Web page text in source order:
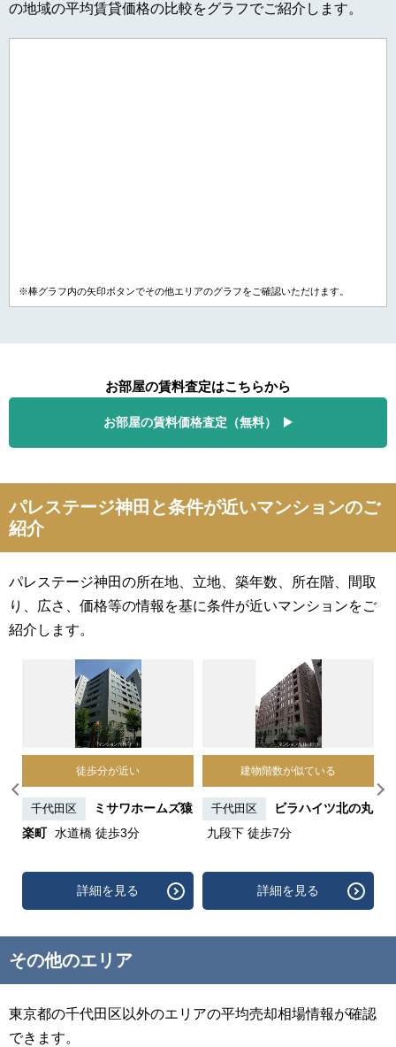
の地域の平均賃貸価格の比較をグラフでご紹介します。
※棒グラフ内の矢印ボタンでその他エリアのグラフをご確認いただけます。
お部屋の賃料査定はこちらから
お部屋の賃料価格査定（無料）
パレステージ神田と条件が近いマンションのご
紹介
パレステージ神田の所在地、立地、築年数、所在階、間取
り、広さ、価格等の情報を基に条件が近いマンションをご
紹介します。
徒歩分が近い
千代田区
ミサワホームズ猿
楽町 水道橋 徒歩3分
詳細を見る
建物階数が似ている
千代田区
ビラハイツ北の丸
九段下 徒歩7分
詳細を見る
その他のエリア
東京都の千代田区以外のエリアの平均売却相場情報が確認
できます。